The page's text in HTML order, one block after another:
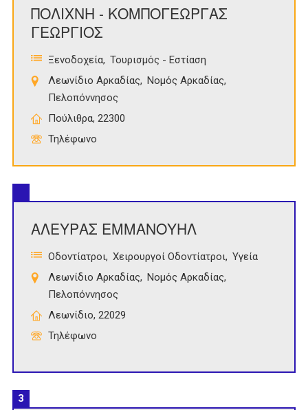
ΠΟΛΙΧΝΗ - ΚΟΜΠΟΓΕΩΡΓΑΣ
ΓΕΩΡΓΙΟΣ
Ξενοδοχεία Τουρισμός - Εστίαση
Λεωνίδιο Αρκαδίας
Νομός Αρκαδίας
Πελοπόννησος
Πούλιθρα, 22300
Τηλέφωνο
ΑΛΕΥΡΑΣ ΕΜΜΑΝΟΥΗΛ
Οδοντίατροι Χειρουργοί Οδοντίατροι Υγεία
Λεωνίδιο Αρκαδίας
Νομός Αρκαδίας
Πελοπόννησος
Λεωνίδιο, 22029
Τηλέφωνο
3